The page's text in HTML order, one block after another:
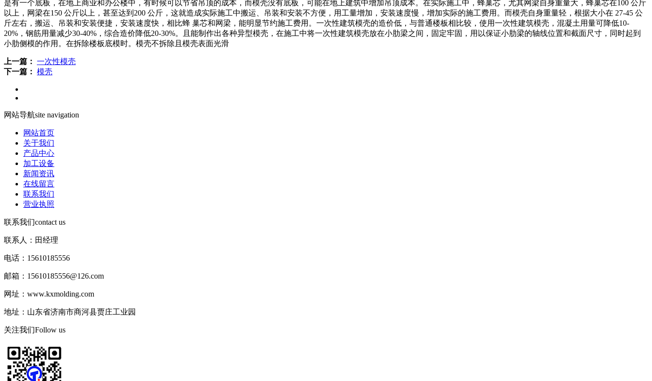
是有一个底板，在地上商业和办公楼中，有时候可以节省吊顶的成本，而模壳没有底板，可能在地上建筑中增加吊顶成本。在实际施工中，蜂巢芯，尤其网梁自身重量大，蜂巢芯在100 公斤
以上，网梁在150 公斤以上，甚至达到200 公斤，这就造成实际施工中搬运、吊装和安装不方便，用工量增加，安装速度慢，增加实际的施工费用。而模壳自身重量轻，根据大小在 27-45 公
斤左右，搬运、吊装和安装便捷，安装速度快，相比蜂 巢芯和网梁，能明显节约施工费用。一次性建筑模壳的造价低，与普通楼板相比较，使用一次性建筑模壳，混凝土用量可降低10-
20%，钢筋用量减少30-40%，综合造价降低20-30%。且能制作出各种异型模壳，在施工中将一次性建筑模壳放在小肋梁之间，固定牢固，用以保证小肋梁的轴线位置和截面尺寸，同时起到
小肋侧模的作用。在拆除楼板底模时。模壳不拆除且模壳表面光滑
上一篇： 一次性模壳
下一篇： 模壳
网站导航site navigation
网站首页
关于我们
产品中心
加工设备
新闻资讯
在线留言
联系我们
营业执照
联系我们contact us
联系人：田经理
电话：15610185556
邮箱：15610185556@126.com
网址：www.kxmolding.com
地址：山东省济南市商河县贾庄工业园
关注我们Follow us